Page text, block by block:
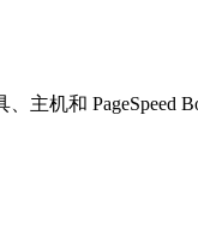
、主机和